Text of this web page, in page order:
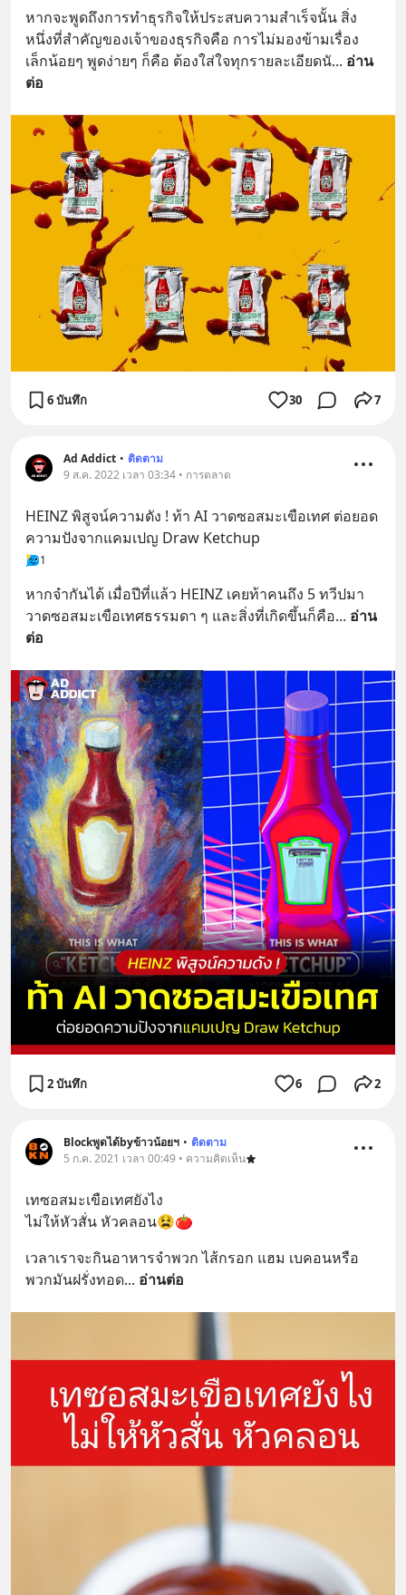
หากจะพูดถึงการทำธุรกิจให้ประสบความสำเร็จนั้น สิ่ง
หนึ่งที่สำคัญของเจ้าของธุรกิจคือ การไม่มองข้ามเรื่อง
เล็กน้อยๆ พูดง่ายๆ ก็คือ ต้องใส่ใจทุกรายละเอียดนั... อ่าน
ต่อ
6 บันทึก 30 7
Ad Addict • ติดตาม
9 ส.ค. 2022 เวลา 03:34 • การตลาด
HEINZ พิสูจน์ความดัง ! ท้า AI วาดซอสมะเขือเทศ ต่อยอด
ความปังจากแคมเปญ Draw Ketchup
1
หากจำกันได้ เมื่อปีที่แล้ว HEINZ เคยท้าคนถึง 5 ทวีปมา
วาดซอสมะเขือเทศธรรมดา ๆ และสิ่งที่เกิดขึ้นก็คือ... อ่าน
ต่อ
2 บันทึก 6 2
Blockพูดได้byข้าวน้อยฯ • ติดตาม
5 ก.ค. 2021 เวลา 00:49 • ความคิดเห็น
เทซอสมะเขือเทศยังไง
ไม่ให้หัวสั่น หัวคลอน😫🍅
เวลาเราจะกินอาหารจำพวก ไส้กรอก แฮม เบคอนหรือ
พวกมันฝรั่งทอด... อ่านต่อ